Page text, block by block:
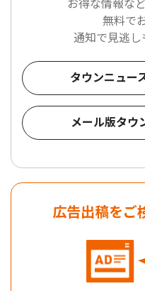
お得な情報な
無料で
通知で見逃し
タウンニュー
メール版タウ
広告出稿をご